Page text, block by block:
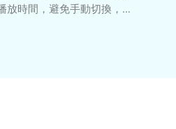
放時間，避免手動切換，節
法，優化你的音樂收聽體